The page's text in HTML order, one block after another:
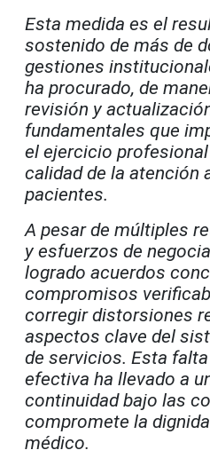
Esta medida es el
sostenido de más de
gestiones
ha procurado, de
revisión y
fundamentales que
el ejercicio
calidad de la atención
pacientes.
A pesar de múltiples
y esfuerzos de
logrado acuerdos
compromisos
corregir distorsiones
aspectos clave del
de servicios. Esta
efectiva ha llevado a
continuidad bajo las
compromete la
médico.